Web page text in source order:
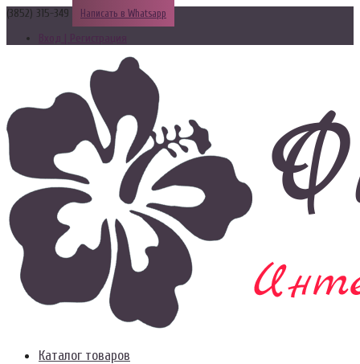
(3852) 315-349 Написать в Whatsapp
Вход | Регистрация
Каталог товаров